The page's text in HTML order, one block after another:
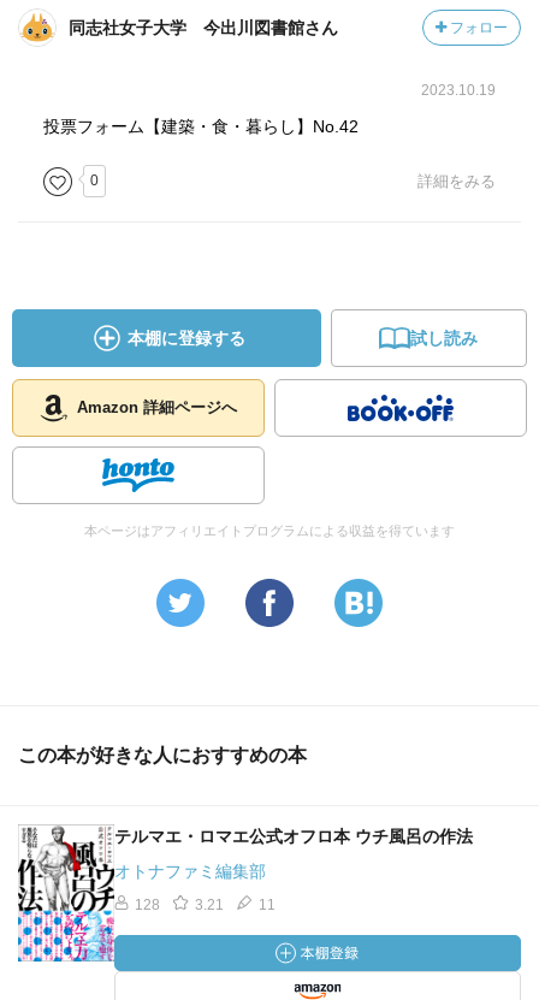
実験によって証明されたって感じ笑
・コリ
（1）「ストレス」「運動不足」「筋肉疲労」「姿勢」など
源である、酸素や栄養分が不足し、不完全燃焼を起こしま
（3）不完全燃焼のため、乳酸などの老廃物が筋肉の中に蓄
積され、周囲の神経を刺激すると、筋肉のコリや痛みを生
じさせます。こうしたコリは更なるうっ血を引き起こし、
悪循環のサイクルに陥ります。
やじるし「コリ」は筋肉の血流が悪くなることが原因で発
生すると言えます。コリの予防や解消には、①ボディケア
で、筋肉の血流を良くし ③きちんと水分補給して老廃物を
体外に排出することが大事なのです。
同志社女子大学 今出川図書館さん フォロー
2023.10.19
投票フォーム【建築・食・暮らし】No.42
0 詳細をみる
本棚に登録する 試し読み
Amazon 詳細ページへ
本ページはアフィリエイトプログラムによる収益を得ています
この本が好きな人におすすめの本
テルマエ・ロマエ公式オフロ本 ウチ風呂の作法
オトナファミ編集部
128 3.21 11